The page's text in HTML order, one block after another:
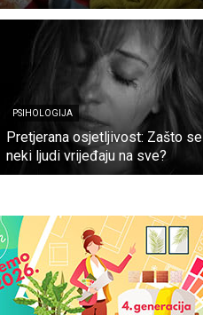
PSIHOLOGIJA
Pretjerana osjetljivost: Zašto se
neki ljudi vrijeđaju na sve?